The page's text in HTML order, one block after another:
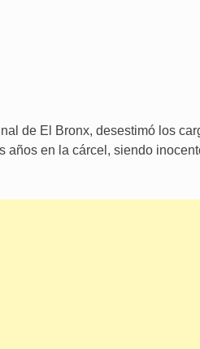
de El Bronx, desestimó los
años en la cárcel, siendo